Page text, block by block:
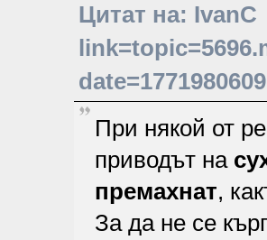
Цитат на: IvanC
date=1771980609
При някой от
приводът на
премахнат,
За да не се